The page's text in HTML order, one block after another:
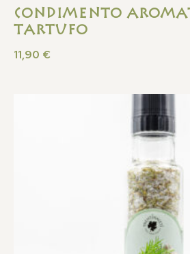
Condimento
Tartufo
11,90 €